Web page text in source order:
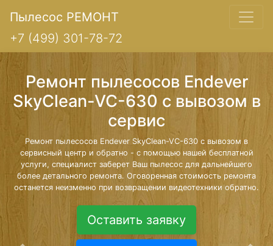
Пылесос РЕМОНТ
+7 (499) 301-78-72
Ремонт пылесосов Endever
SkyClean-VC-630 с вывозом в
сервис
Ремонт пылесосов Endever SkyClean-VC-630 с вывозом в
сервисный центр и обратно - с помощью нашей бесплатной
услуги, специалист заберет Ваш пылесос для дальнейшего
более детального ремонта. Оговоренная стоимость ремонта
останется неизменно при возвращении видеотехники обратно.
Оставить заявку